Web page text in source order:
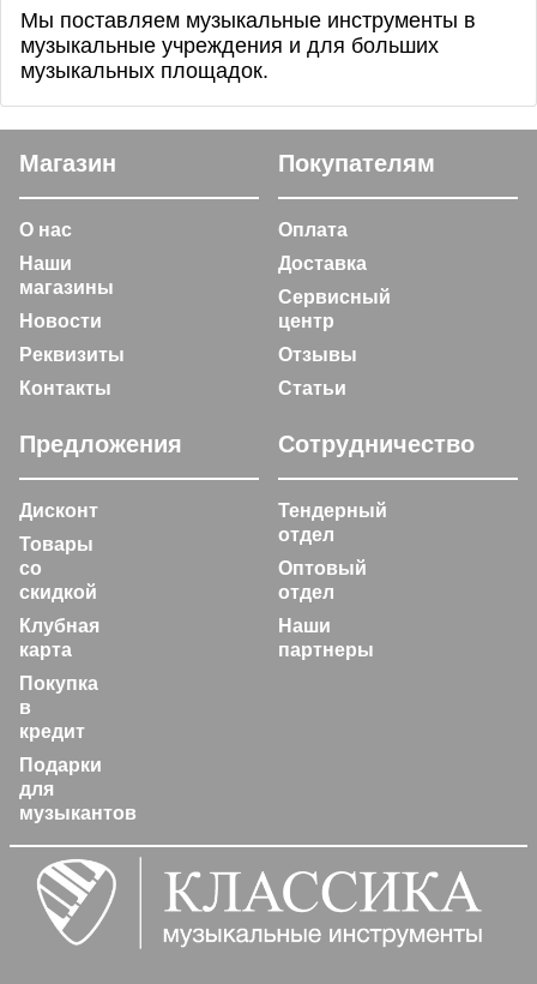
Мы поставляем музыкальные инструменты в
музыкальные учреждения и для больших
музыкальных площадок.
Магазин
О нас
Наши
магазины
Новости
Реквизиты
Контакты
Покупателям
Оплата
Доставка
Сервисный
центр
Отзывы
Статьи
Предложения
Дисконт
Товары
со
скидкой
Клубная
карта
Покупка
в
кредит
Подарки
для
музыкантов
Сотрудничество
Тендерный
отдел
Оптовый
отдел
Наши
партнеры